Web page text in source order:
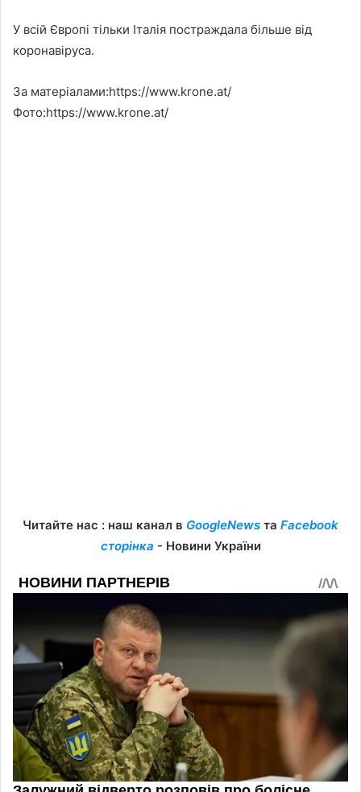
У всій Європі тільки Італія постраждала більше від
коронавіруса.
За матеріалами:https://www.krone.at/
Фото:https://www.krone.at/
Читайте нас : наш канал в GoogleNews та Facebook
сторінка - Новини України